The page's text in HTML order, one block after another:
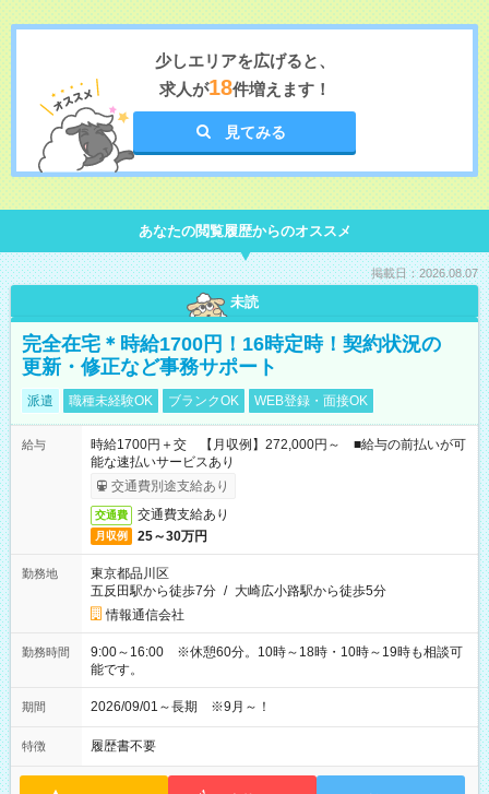
少しエリアを広げると、
求人が18件増えます！
見てみる
あなたの閲覧履歴からのオススメ
掲載日：2026.08.07
未読
完全在宅＊時給1700円！16時定時！契約状況の
更新・修正など事務サポート
派遣 職種未経験OK ブランクOK WEB登録・面接OK
給与
時給1700円＋交 【月収例】272,000円～ ■給与の前払いが可
能な速払いサービスあり
交通費別途支給あり
交通費 交通費支給あり
月収例 25～30万円
勤務地
東京都品川区
五反田駅から徒歩7分 / 大崎広小路駅から徒歩5分
情報通信会社
勤務時間
9:00～16:00 ※休憩60分。10時～18時・10時～19時も相談可
能です。
期間 2026/09/01～長期 ※9月～！
特徴 履歴書不要